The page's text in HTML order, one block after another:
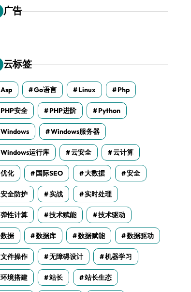
广告
云标签
Asp Go语言 Linux Php
PHP安全 PHP进阶 Python
Windows Windows服务器
Windows运行库 云安全 云计算
优化 国际SEO 大数据 安全
安全防护 实战 实时处理
弹性计算 技术赋能 技术驱动
数据 数据库 数据赋能 数据驱动
文件操作 无障碍设计 机器学习
环境搭建 站长 站长生态